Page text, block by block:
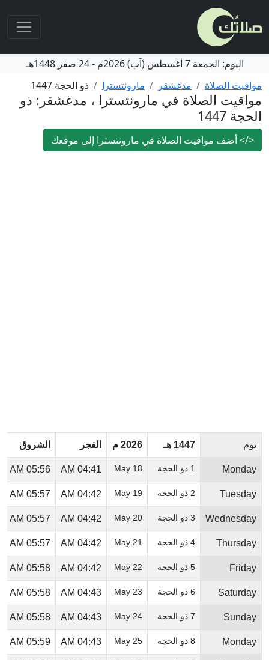
اليوم: الجمعة 7 أغسطس (آب) 2026م -24 صفر 1448هـ
مواقيت الصلاة
مدغشقر مارونتسترا ذو الحجة 1447
مواقيت الصلاة في مارونتسترا ، مدغشقر: ذو
الحجة 1447
</>أضف مواقيت الصلاة في مارونتسترا إلى موقعك
يوم 1447 هـ 2026 م الفجر الشروق
Monday 1 ذو الحجة 18 May
04:41 AM
05:56 AM
Tuesday 2 ذو الحجة 19 May
04:42 AM
05:57 AM
Wednesday 3 ذو الحجة 20 May
04:42 AM
05:57 AM
Thursday 4 ذو الحجة 21 May
04:42 AM
05:57 AM
Friday 5 ذو الحجة 22 May
04:42 AM
05:58 AM
Saturday 6 ذو الحجة 23 May
04:43 AM
05:58 AM
Sunday 7 ذو الحجة 24 May
04:43 AM
05:58 AM
Monday 8 ذو الحجة 25 May
04:43 AM
05:59 AM